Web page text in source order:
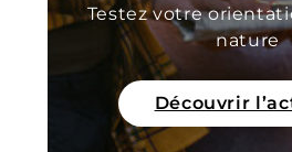
Testez votre
nature
Découvrir